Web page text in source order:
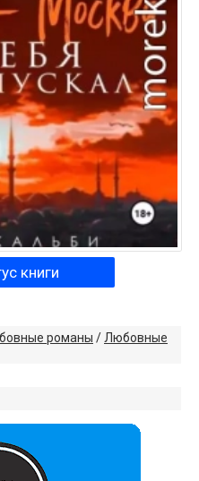
книги
романы / Любовные